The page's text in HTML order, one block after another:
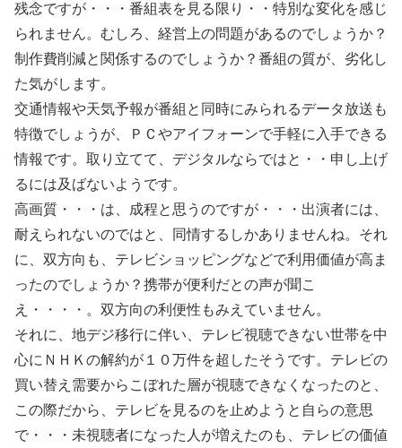
残念ですが・・・番組表を見る限り・・特別な変化を感じ
られません。むしろ、経営上の問題があるのでしょうか？
制作費削減と関係するのでしょうか？番組の質が、劣化し
た気がします。
交通情報や天気予報が番組と同時にみられるデータ放送も
特徴でしょうが、ＰＣやアイフォーンで手軽に入手できる
情報です。取り立てて、デジタルならではと・・申し上げ
るには及ばないようです。
高画質・・・は、成程と思うのですが・・・出演者には、
耐えられないのではと、同情するしかありませんね。それ
に、双方向も、テレビショッピングなどで利用価値が高ま
ったのでしょうか？携帯が便利だとの声が聞こ
え・・・・。双方向の利便性もみえていません。
それに、地デジ移行に伴い、テレビ視聴できない世帯を中
心にＮＨＫの解約が１０万件を超したそうです。テレビの
買い替え需要からこぼれた層が視聴できなくなったのと、
この際だから、テレビを見るのを止めようと自らの意思
で・・・未視聴者になった人が増えたのも、テレビの価値